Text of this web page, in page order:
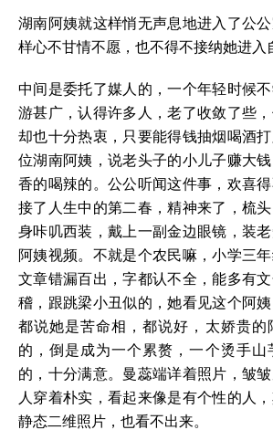
湖南阿姨就这样悄无声息地进入了公
样心不甘情不愿，也不得不接纳她进入
中间是委托了媒人的，一个年轻时候
游甚广，认得许多人，老了收敛了些
却也十分热衷，只要能得钱抽烟喝酒
位湖南阿姨，说老头子的小儿子赚大
香的喝辣的。公公听闻这件事，欢喜
接了人生中的第二春，精神来了，梳
身咔叽西装，戴上一副金边眼镜，装
阿姨视频。不就是个农民嘛，小学三
文章错漏百出，字都认不全，能多有
稽，跟跳梁小丑似的，她看见这个阿
都说她是苦命相，都说好，太娇贵的
的，倒是成为一个累赘，一个烫手山
的，十分满意。曼蕊端详着照片，皱
人穿着朴实，看起来像是有个性的人
静态二维照片，也看不出来。